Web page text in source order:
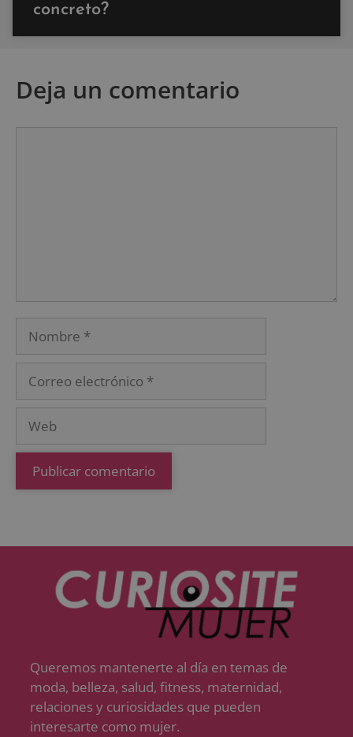
concreto?
Deja un comentario
Queremos mantenerte al día en temas de
moda, belleza, salud, fitness, maternidad,
relaciones y curiosidades que pueden
interesarte como mujer.